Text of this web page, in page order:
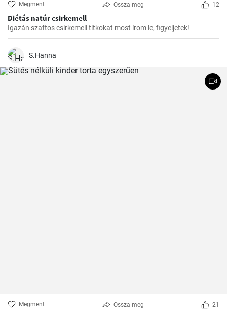
Megment Ossza meg 12
Diétás natúr csirkemell
Igazán szaftos csirkemell titkokat most írom le, figyeljetek!
S.Hanna
Megment Ossza meg 21